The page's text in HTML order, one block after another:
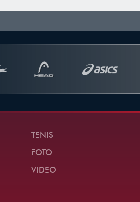
TENIS
FOTO
VIDEO